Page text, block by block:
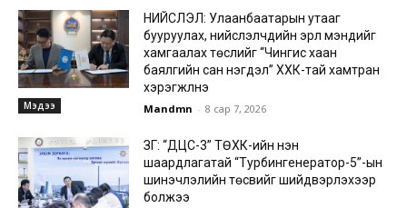
Мэдээ
НИЙСЛЭЛ: Улаанбаатарын утааг
бууруулах, нийслэлчүүдийн эрүүл мэндийг
хамгаалах төслийг “Чингис хаан
баялгийн сан нэгдэл” ХХК-тай хамтран
хэрэгжүүлнэ
Mandmn - 8 сар 7, 2026
ЗГ: “ДЦС-3” ТӨХК-ийн нэн
шаардлагатай “Турбингенератор-5”-ын
шинэчлэлийн төсвийг шийдвэрлэхээр
болжээ